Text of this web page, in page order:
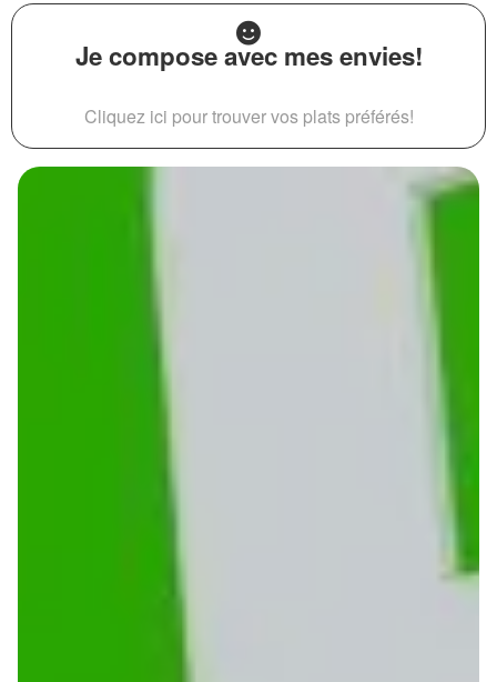
Je compose avec mes envies!
Cliquez ici pour trouver vos plats préférés!